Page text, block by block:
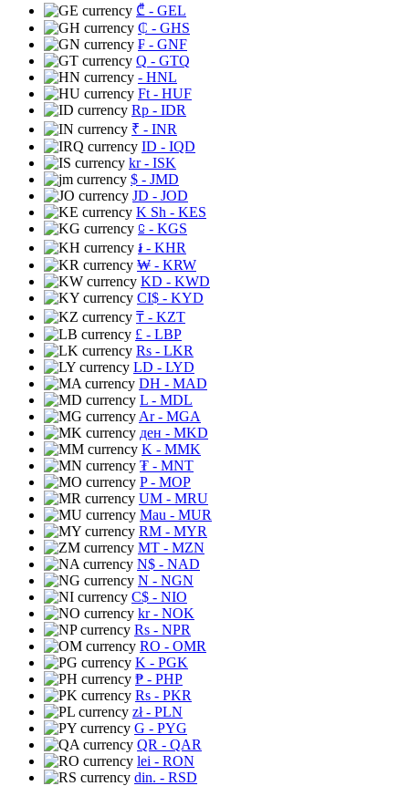
₾ - GEL
₵ - GHS
₣ - GNF
Q - GTQ
- HNL
Ft - HUF
Rp - IDR
₹ - INR
ID - IQD
kr- ISK
$ - JMD
JD - JOD
K Sh - KES
⃀ - KGS
៛ - KHR
₩ - KRW
KD - KWD
CI$ - KYD
₸ - KZT
£ - LBP
Rs - LKR
LD - LYD
DH - MAD
L - MDL
Ar- MGA
ден - MKD
K - MMK
₮ - MNT
P- MOP
UM - MRU
Mau - MUR
RM - MYR
MT - MZN
N$ - NAD
N - NGN
C$ - NIO
kr- NOK
Rs - NPR
RO - OMR
K - PGK
₱ - PHP
Rs - PKR
zł- PLN
G - PYG
QR - QAR
lei - RON
din. - RSD